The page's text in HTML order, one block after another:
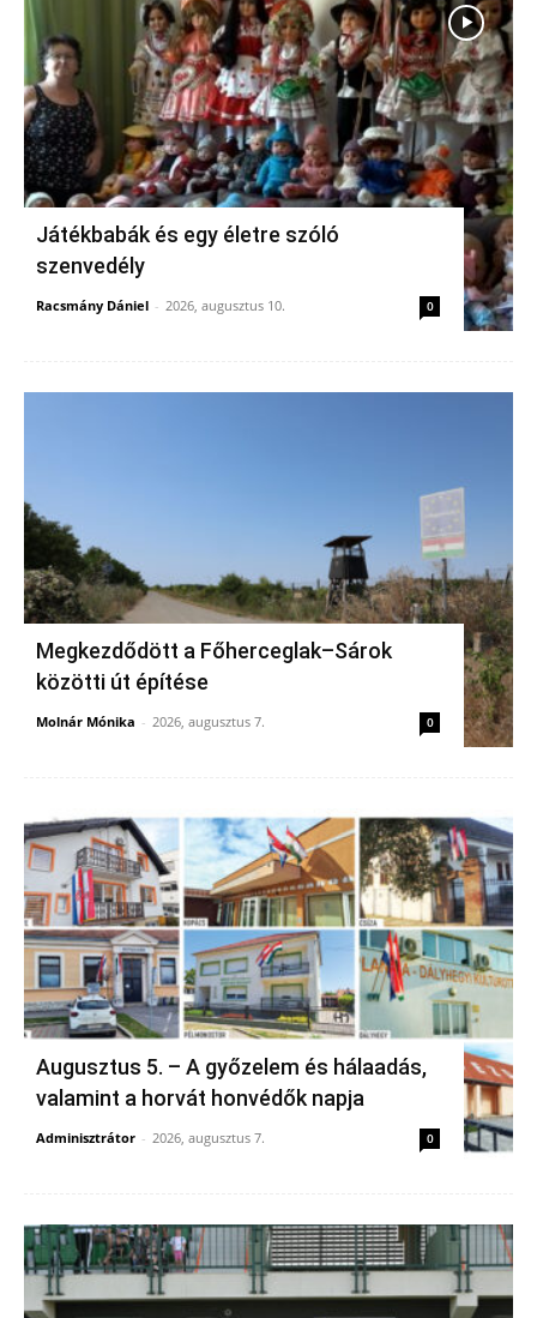
Játékbabák és egy életre szóló
szenvedély
Racsmány Dániel - 2026, augusztus 10. 0
Megkezdődött a Főherceglak–Sárok
közötti út építése
Molnár Mónika - 2026, augusztus 7. 0
Augusztus 5. – A győzelem és hálaadás,
valamint a horvát honvédők napja
Adminisztrátor - 2026, augusztus 7. 0